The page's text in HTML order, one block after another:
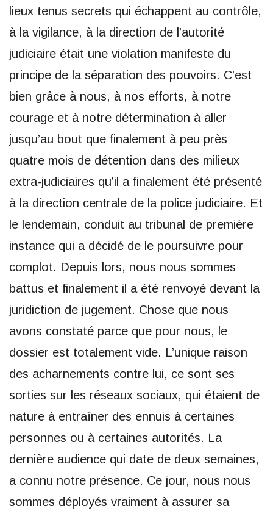
lieux tenus secrets qui échappent au contrôle,
à la vigilance, à la direction de l’autorité
judiciaire était une violation manifeste du
principe de la séparation des pouvoirs. C’est
bien grâce à nous, à nos efforts, à notre
courage et à notre détermination à aller
jusqu’au bout que finalement à peu près
quatre mois de détention dans des milieux
extra-judiciaires qu’il a finalement été présenté
à la direction centrale de la police judiciaire. Et
le lendemain, conduit au tribunal de première
instance qui a décidé de le poursuivre pour
complot. Depuis lors, nous nous sommes
battus et finalement il a été renvoyé devant la
juridiction de jugement. Chose que nous
avons constaté parce que pour nous, le
dossier est totalement vide. L’unique raison
des acharnements contre lui, ce sont ses
sorties sur les réseaux sociaux, qui étaient de
nature à entraîner des ennuis à certaines
personnes ou à certaines autorités. La
dernière audience qui date de deux semaines,
a connu notre présence. Ce jour, nous nous
sommes déployés vraiment à assurer sa